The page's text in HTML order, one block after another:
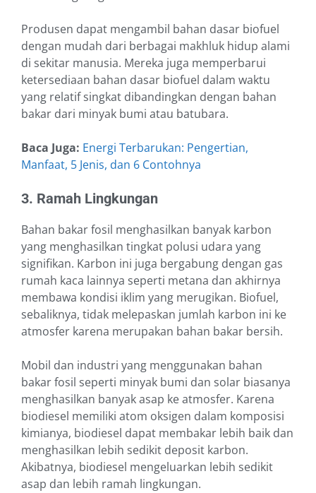
Produsen dapat mengambil bahan dasar biofuel
dengan mudah dari berbagai makhluk hidup alami
di sekitar manusia. Mereka juga memperbarui
ketersediaan bahan dasar biofuel dalam waktu
yang relatif singkat dibandingkan dengan bahan
bakar dari minyak bumi atau batubara.
Baca Juga: Energi Terbarukan: Pengertian,
Manfaat, 5 Jenis, dan 6 Contohnya
3. Ramah Lingkungan
Bahan bakar fosil menghasilkan banyak karbon
yang menghasilkan tingkat polusi udara yang
signifikan. Karbon ini juga bergabung dengan gas
rumah kaca lainnya seperti metana dan akhirnya
membawa kondisi iklim yang merugikan. Biofuel,
sebaliknya, tidak melepaskan jumlah karbon ini ke
atmosfer karena merupakan bahan bakar bersih.
Mobil dan industri yang menggunakan bahan
bakar fosil seperti minyak bumi dan solar biasanya
menghasilkan banyak asap ke atmosfer. Karena
biodiesel memiliki atom oksigen dalam komposisi
kimianya, biodiesel dapat membakar lebih baik dan
menghasilkan lebih sedikit deposit karbon.
Akibatnya, biodiesel mengeluarkan lebih sedikit
asap dan lebih ramah lingkungan.